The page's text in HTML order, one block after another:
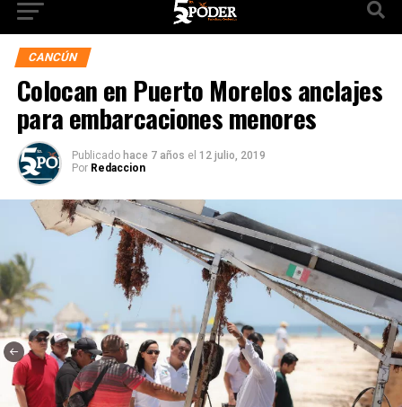
CANCÚN
Colocan en Puerto Morelos anclajes
para embarcaciones menores
Publicado hace 7 años el 12 julio, 2019
Por Redaccion